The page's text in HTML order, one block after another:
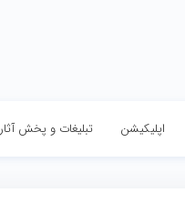
اپلیکیشن تبلیغات و پخش آثار